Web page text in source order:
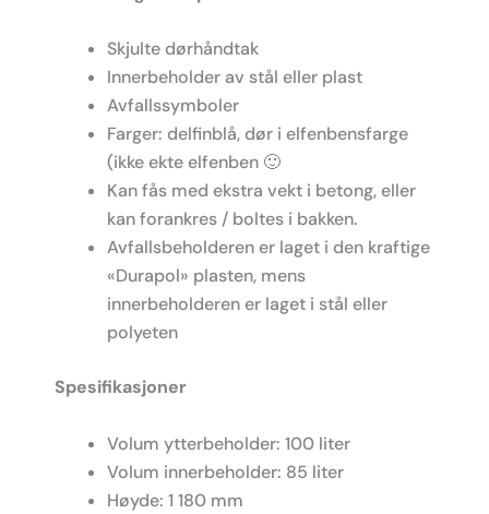
Skjulte dørhåndtak
Innerbeholder av stål eller plast
Avfallssymboler
Farger: delfinblå, dør i elfenbensfarge
(ikke ekte elfenben 🙂
Kan fås med ekstra vekt i betong, eller
kan forankres / boltes i bakken.
Avfallsbeholderen er laget i den kraftige
«Durapol» plasten, mens
innerbeholderen er laget i stål eller
polyeten
Spesifikasjoner
Volum ytterbeholder: 100 liter
Volum innerbeholder: 85 liter
Høyde: 1 180 mm